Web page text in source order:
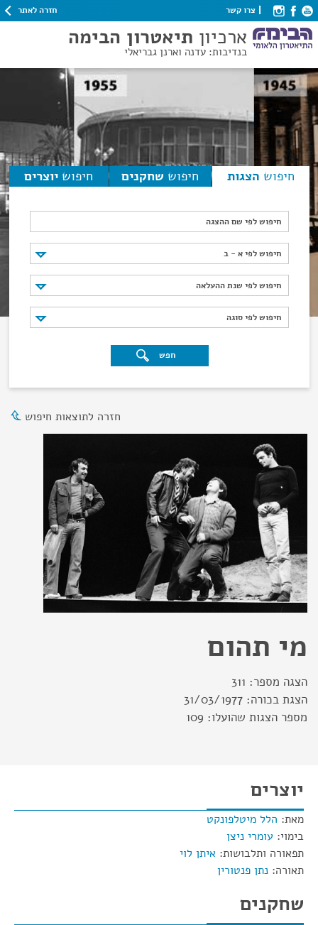
צרו קשר חזרה לאתר
ארכיון תיאטרון הבימה
בנדיבות: עדנה וארנן גבריאלי
חיפוש הצגות חיפוש שחקנים חיפוש יוצרים
חיפוש לפי שם ההצגה
חיפוש לפי א - ב
חיפוש לפי א - ב
חיפוש לפי שנת ההעלאה
חיפוש לפי שנת ההעלאה
חיפוש לפי סוגה
חיפוש לפי סוגה
חפש
חזרה לתוצאות חיפוש
מי תהום
הצגה מספר: 311
הצגת בכורה: 31/03/1977
מספר הצגות שהועלו: 109
יוצרים
מאת: הלל מיטלפונקט
בימוי: עומרי ניצן
תפאורה ותלבושות: איתן לוי
תאורה: נתן פנטורין
שחקנים